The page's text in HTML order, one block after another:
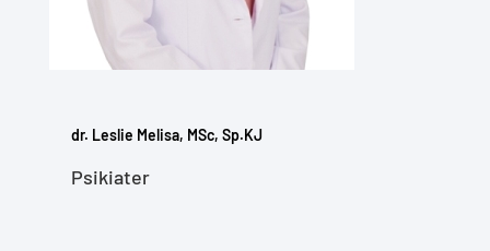
dr. Leslie Melisa, MSc, Sp.KJ
Psikiater